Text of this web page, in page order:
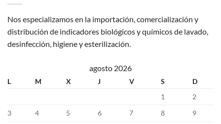
Nos especializamos en la importación, comercialización y
distribución de indicadores biológicos y químicos de lavado,
desinfección, higiene y esterilización.
agosto 2026
L M X J V S
D
1
2
3
4 5 6 7 8
9